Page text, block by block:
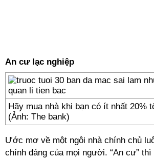
An cư lạc nghiệp
Hãy mua nhà khi bạn có ít nhất 20%
(Ảnh: The bank)
Ước mơ về một ngôi nhà chính chủ
chính đáng của mọi người. “An cư” thì